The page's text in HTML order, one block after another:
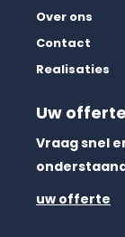
Over ons
Contact
Realisaties
Uw offerte
Vraag snel
uw offerte